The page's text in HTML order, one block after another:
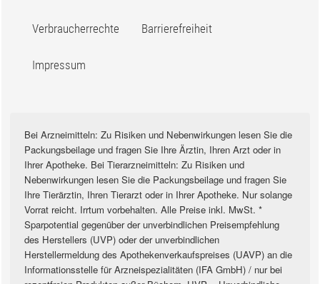
Verbraucherrechte Barrierefreiheit
Impressum
Bei Arzneimitteln: Zu Risiken und Nebenwirkungen lesen Sie die
Packungsbeilage und fragen Sie Ihre Ärztin, Ihren Arzt oder in
Ihrer Apotheke. Bei Tierarzneimitteln: Zu Risiken und
Nebenwirkungen lesen Sie die Packungsbeilage und fragen Sie
Ihre Tierärztin, Ihren Tierarzt oder in Ihrer Apotheke. Nur solange
Vorrat reicht. Irrtum vorbehalten. Alle Preise inkl. MwSt. *
Sparpotential gegenüber der unverbindlichen Preisempfehlung
des Herstellers (UVP) oder der unverbindlichen
Herstellermeldung des Apothekenverkaufspreises (UAVP) an die
Informationsstelle für Arzneispezialitäten (IFA GmbH) / nur bei